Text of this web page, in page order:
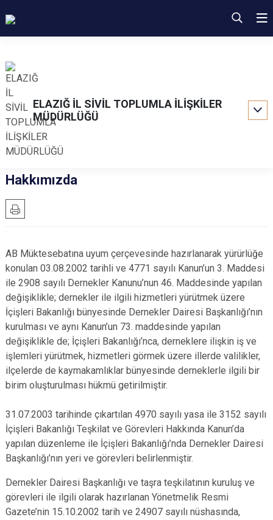
ELAZIĞ İL SİVİL TOPLUMLA İLİŞKİLER
MÜDÜRLÜĞÜ
Hakkımızda
AB Müktesebatına uyum çerçevesinde hazırlanarak yürürlüğe
konulan 03.08.2002 tarihli ve 4771 sayılı Kanun’un 3. Maddesi
ile 2908 sayılı Dernekler Kanunu’nun 46. Maddesinde yapılan
değişiklikle; dernekler ile ilgili hizmetleri yürütmek üzere
İçişleri Bakanlığı bünyesinde Dernekler Dairesi Başkanlığı’nın
kurulması ve aynı Kanun’un 73. maddesinde yapılan
değişiklikle de; İçişleri Bakanlığı’nca, derneklere ilişkin iş ve
işlemleri yürütmek, hizmetleri görmek üzere illerde valilikler,
ilçelerde de kaymakamlıklar bünyesinde derneklerle ilgili bir
birim oluşturulması hükmü getirilmiştir.
31.07.2003 tarihinde çıkartılan 4970 sayılı yasa ile 3152 sayılı
İçişleri Bakanlığı Teşkilat ve Görevleri Hakkında Kanun’da
yapılan düzenleme ile İçişleri Bakanlığı’nda Dernekler Dairesi
Başkanlığı’nın yeri ve görevleri belirlenmiştir.
Dernekler Dairesi Başkanlığı ve taşra teşkilatının kuruluş ve
görevleri ile ilgili olarak hazırlanan Yönetmelik Resmi
Gazete’nin 15.10.2002 tarih ve 24907 sayılı nüshasında,